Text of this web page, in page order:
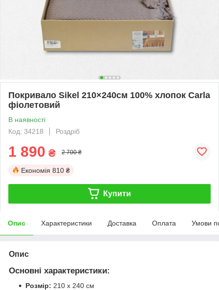
Покривало Sikel 210×240см 100% хлопок Carla
фіолетовий
В наявності
Код: 34218
Роздріб
1 890 ₴ 2 700 ₴
Економія 810 ₴
Купити
Опис Характеристики Доставка Оплата Умови
Опис
Основні характеристики:
Розмір: 210 х 240 см